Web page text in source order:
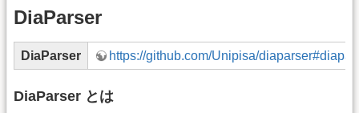
DiaParser
DiaParser https://github.com/Unipisa/
DiaParser とは